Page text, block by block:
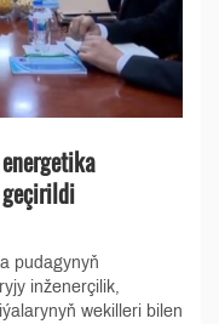
pudagynyň
inženerçilik,
wekilleri bilen